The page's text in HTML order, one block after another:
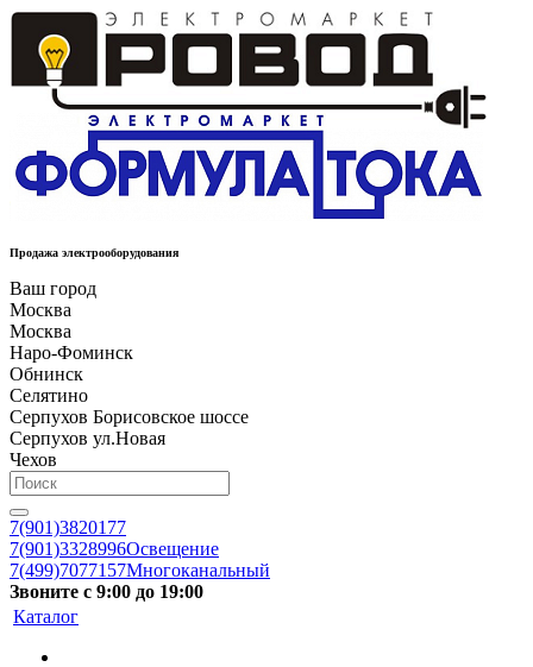
Продажа электрооборудования
Ваш город
Москва
Москва
Наро-Фоминск
Обнинск
Селятино
Серпухов Борисовское шоссе
Серпухов ул.Новая
Чехов
7(901)3820177
7(901)3328996Освещение
7(499)7077157Многоканальный
Звоните с 9:00 до 19:00
Каталог